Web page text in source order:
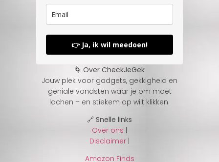
👉 Ja, ik wil meedoen!
🌀 Over CheckJeGek
Jouw plek voor gadgets, gekkigheid en
geniale vondsten waar je om moet
lachen – en stiekem op wilt klikken.
🔗 Snelle links
Over ons |
Disclaimer |
Amazon Finds